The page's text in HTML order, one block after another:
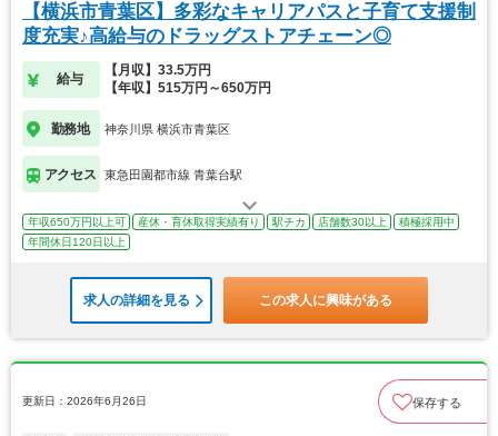
【横浜市青葉区】多彩なキャリアパスと子育て支援制
度充実♪高給与のドラッグストアチェーン◎
給与
【月収】33.5万円
【年収】515万円～650万円
勤務地 神奈川県 横浜市青葉区
アクセス 東急田園都市線 青葉台駅
年収650万円以上可 産休・育休取得実績有り 駅チカ 店舗数30以上
積極採用中
年間休日120日以上
求人の詳細を見る この求人に興味がある
更新日：2026年6月26日 保存する